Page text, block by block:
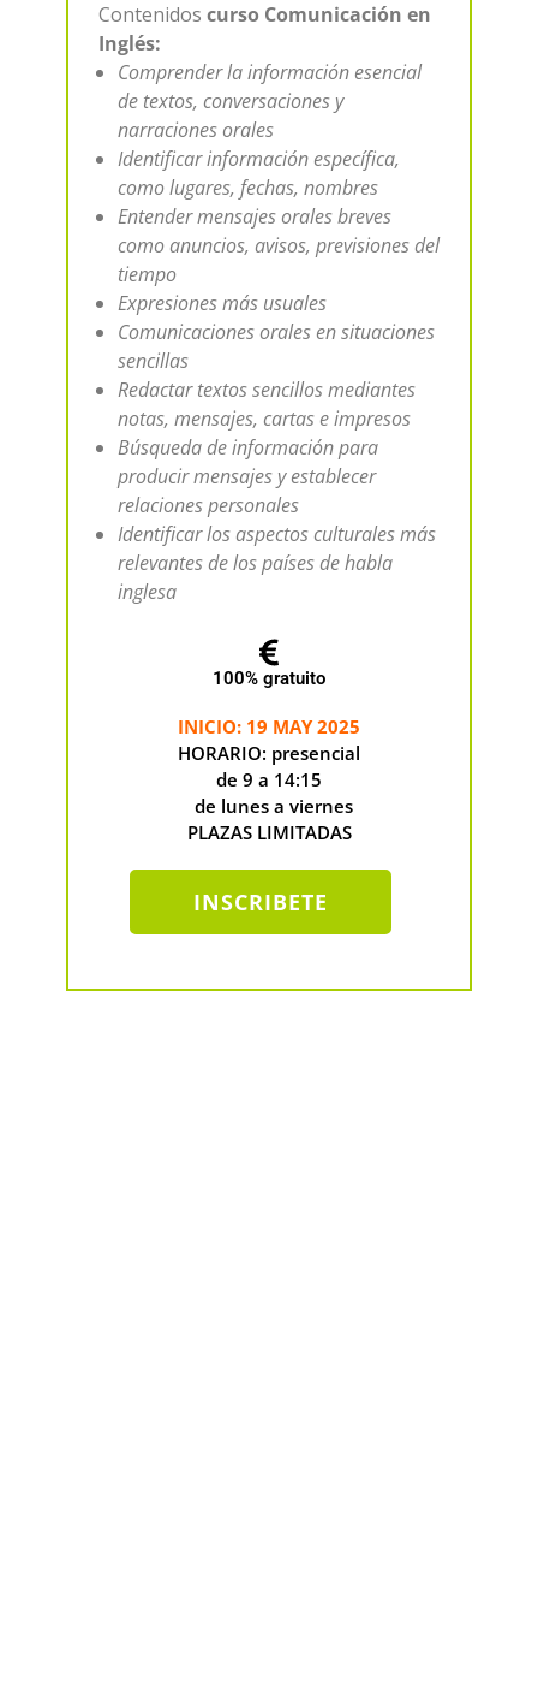
Contenidos curso Comunicación en
Inglés:
Comprender la información esencial
de textos, conversaciones y
narraciones orales
Identificar información específica,
como lugares, fechas, nombres
Entender mensajes orales breves
como anuncios, avisos, previsiones del
tiempo
Expresiones más usuales
Comunicaciones orales en situaciones
sencillas
Redactar textos sencillos mediantes
notas, mensajes, cartas e impresos
Búsqueda de información para
producir mensajes y establecer
relaciones personales
Identificar los aspectos culturales más
relevantes de los países de habla
inglesa
100% gratuito
INICIO: 19 MAY 2025
HORARIO: presencial
de 9 a 14:15
de lunes a viernes
PLAZAS LIMITADAS
INSCRIBETE